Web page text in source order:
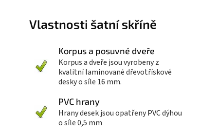
Vlastnosti šatní skříně
Korpus a posuvné dveře
Korpus a dveře jsou vyrobeny z
kvalitní laminované dřevotřískové
desky o síle 16 mm.
PVC hrany
Hrany desek jsou opatřeny PVC dýhou
o síle 0,5 mm